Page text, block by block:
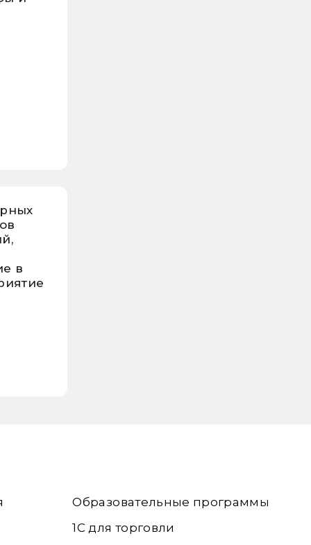
в
Образовательные программы
1С для торговли